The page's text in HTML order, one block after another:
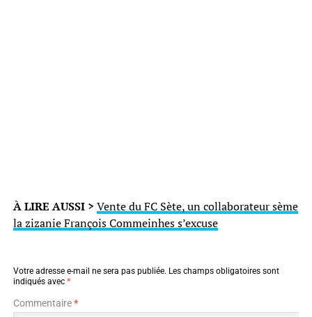
À LIRE AUSSI > Vente du FC Sète, un collaborateur sème
la zizanie François Commeinhes s’excuse
Votre adresse e-mail ne sera pas publiée. Les champs obligatoires sont
indiqués avec *
Commentaire*